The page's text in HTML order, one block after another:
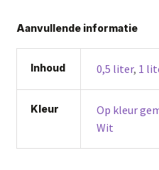
Aanvullende informatie
Inhoud 0,5 liter, 1
Kleur Op kleur
Wit